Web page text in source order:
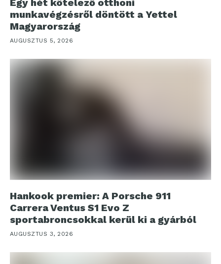
Egy hét kötelező otthoni
munkavégzésről döntött a Yettel
Magyarország
AUGUSZTUS 5, 2026
Hankook premier: A Porsche 911
Carrera Ventus S1 Evo Z
sportabroncsokkal kerül ki a gyárból
AUGUSZTUS 3, 2026